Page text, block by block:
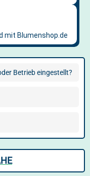
Betrieb eingestellt?